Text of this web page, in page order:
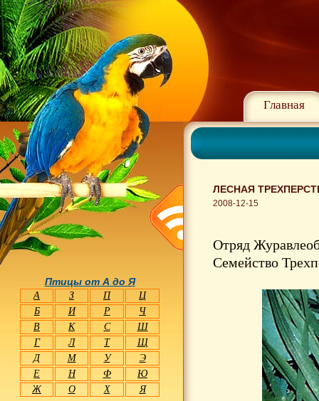
Главная
ЛЕСНАЯ
2008-12-15
Отряд
Семейство
Птицы от А до Я
А З П
Ц
Б
И Р
Ч
В
К С
Ш
Г
Л Т
Щ
Д
М У
Э
Е
Н Ф
Ю
Ж
О Х Я